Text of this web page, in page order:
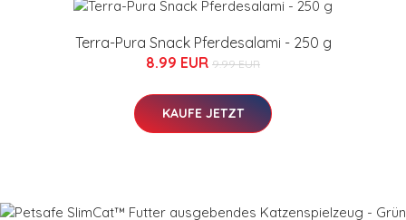
Terra-Pura Snack Pferdesalami - 250 g
8.99 EUR 9.99 EUR
KAUFE JETZT